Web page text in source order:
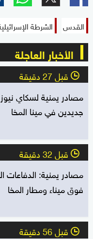
القدس الشرطة
الأخبار العاجلة
l قبل 27 دقيقة
مصادر يمنية لسكاي
جديدين في مينا المخا
l قبل 32 دقيقة
مصادر يمنية: الدفاعات
فوق ميناء ومطار المخا
l قبل 56 دقيقة